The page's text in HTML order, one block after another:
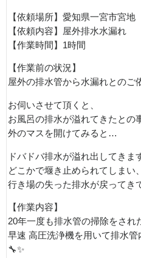
【依頼場所】愛知県一宮市宮地
【依頼内容】屋外排水水漏れ
【作業時間】1時間
【作業前の状況】
屋外の排水管から水漏れとのご
お伺いさせて頂くと、
お風呂の排水が溢れてきたとの
外のマスを開けてみると…
ドバドバ排水が溢れ出してきま
どこかで堰き止められてしまい、
行き場の失った排水が戻ってき
【作業内容】
20年一度も排水管の掃除をされ
早速 高圧洗浄機を用いて排水
🔧✨